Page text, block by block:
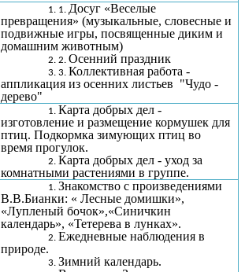
Досуг «Веселые
превращения» (музыкальные, словесные и
подвижные игры, посвященные диким и
домашним животным)
Осенний праздник
Коллективная работа -
аппликация из осенних листьев "Чудо -
дерево"
Карта добрых дел -
изготовление и размещение кормушек для
птиц. Подкормка зимующих птиц во
время прогулок.
Карта добрых дел - уход за
комнатными растениями в группе.
Знакомство с произведениями
В.В.Бианки: « Лесные домишки»,
«Лупленый бочок»,«Синичкин
календарь», «Тетерева в лунках».
Ежедневные наблюдения в
природе.
Зимний календарь.